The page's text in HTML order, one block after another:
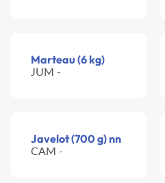
Marteau (6 kg)
JUM -
Javelot (700 g) nn
CAM -